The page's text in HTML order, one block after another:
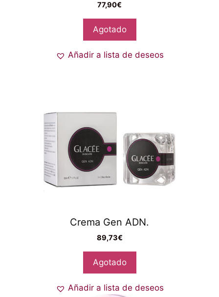
77,90€
Agotado
Añadir a lista de deseos
Crema Gen ADN.
89,73€
Agotado
Añadir a lista de deseos